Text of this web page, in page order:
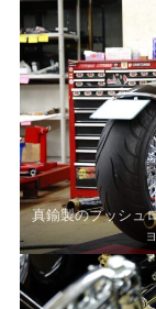
真鍮製のプッシュ